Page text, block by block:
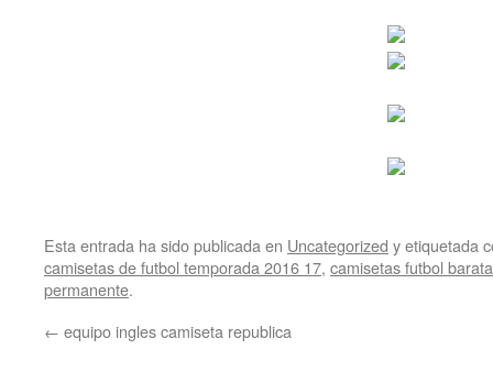
Esta entrada ha sido publicada en Uncategorized y etiquetada
camisetas de futbol temporada 2016 17, camisetas futbol
permanente.
← equipo ingles camiseta republica